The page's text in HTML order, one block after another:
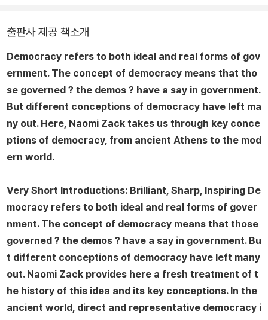
출판사 제공 책소개
Democracy refers to both ideal and real forms of gov
ernment. The concept of democracy means that tho
se governed ? the demos ? have a say in government.
But different conceptions of democracy have left ma
ny out. Here, Naomi Zack takes us through key conce
ptions of democracy, from ancient Athens to the mod
ern world.
Very Short Introductions: Brilliant, Sharp, Inspiring De
mocracy refers to both ideal and real forms of gover
nment. The concept of democracy means that those
governed ? the demos ? have a say in government. Bu
t different conceptions of democracy have left many
out. Naomi Zack provides here a fresh treatment of t
he history of this idea and its key conceptions. In the
ancient world, direct and representative democracy i